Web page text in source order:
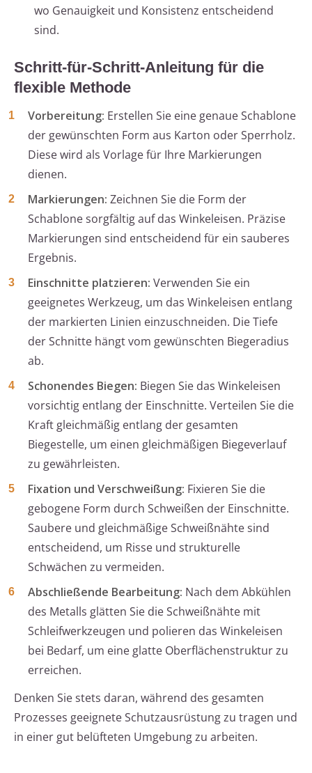
wo Genauigkeit und Konsistenz entscheidend
sind.
Schritt-für-Schritt-Anleitung für die
flexible Methode
Vorbereitung: Erstellen Sie eine genaue Schablone
der gewünschten Form aus Karton oder Sperrholz.
Diese wird als Vorlage für Ihre Markierungen
dienen.
Markierungen: Zeichnen Sie die Form der
Schablone sorgfältig auf das Winkeleisen. Präzise
Markierungen sind entscheidend für ein sauberes
Ergebnis.
Einschnitte platzieren: Verwenden Sie ein
geeignetes Werkzeug, um das Winkeleisen entlang
der markierten Linien einzuschneiden. Die Tiefe
der Schnitte hängt vom gewünschten Biegeradius
ab.
Schonendes Biegen: Biegen Sie das Winkeleisen
vorsichtig entlang der Einschnitte. Verteilen Sie die
Kraft gleichmäßig entlang der gesamten
Biegestelle, um einen gleichmäßigen Biegeverlauf
zu gewährleisten.
Fixation und Verschweißung: Fixieren Sie die
gebogene Form durch Schweißen der Einschnitte.
Saubere und gleichmäßige Schweißnähte sind
entscheidend, um Risse und strukturelle
Schwächen zu vermeiden.
Abschließende Bearbeitung: Nach dem Abkühlen
des Metalls glätten Sie die Schweißnähte mit
Schleifwerkzeugen und polieren das Winkeleisen
bei Bedarf, um eine glatte Oberflächenstruktur zu
erreichen.
Denken Sie stets daran, während des gesamten
Prozesses geeignete Schutzausrüstung zu tragen und
in einer gut belüfteten Umgebung zu arbeiten.